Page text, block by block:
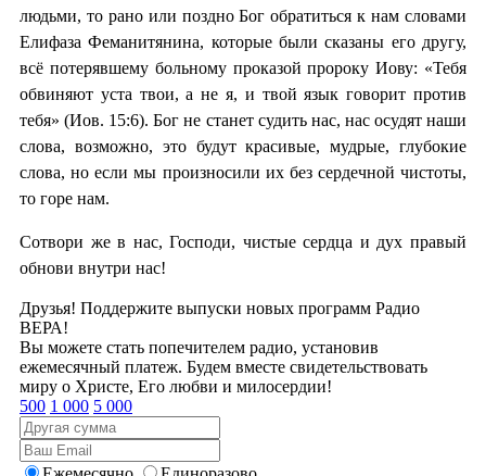
людьми, то рано или поздно Бог обратиться к нам словами
Елифаза Феманитянина, которые были сказаны его другу,
всё потерявшему больному проказой пророку Иову: «Тебя
обвиняют уста твои, а не я, и твой язык говорит против
тебя» (Иов. 15:6). Бог не станет судить нас, нас осудят наши
слова, возможно, это будут красивые, мудрые, глубокие
слова, но если мы произносили их без сердечной чистоты,
то горе нам.
Сотвори же в нас, Господи, чистые сердца и дух правый
обнови внутри нас!
Друзья! Поддержите выпуски новых программ Радио
ВЕРА!
Вы можете стать попечителем радио, установив
ежемесячный платеж. Будем вместе свидетельствовать
миру о Христе, Его любви и милосердии!
500 1 000 5 000